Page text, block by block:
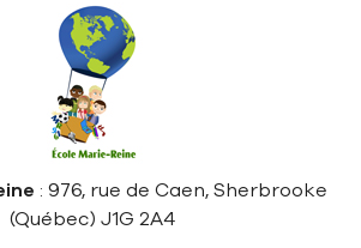
: 976, rue de Caen, Sherbrooke
(Québec) J1G 2A4